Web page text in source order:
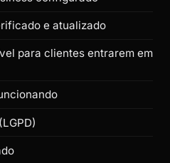
e atualizado
para clientes entrarem em